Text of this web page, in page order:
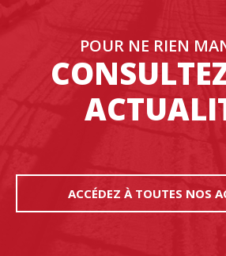
POUR NE RIEN
ACCÉDEZ À TOUTES NOS